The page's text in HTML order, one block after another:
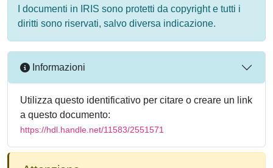
I documenti in IRIS sono protetti da copyright e tutti i
diritti sono riservati, salvo diversa indicazione.
Informazioni
Utilizza questo identificativo per citare o creare un link
a questo documento:
https://hdl.handle.net/11583/2551571